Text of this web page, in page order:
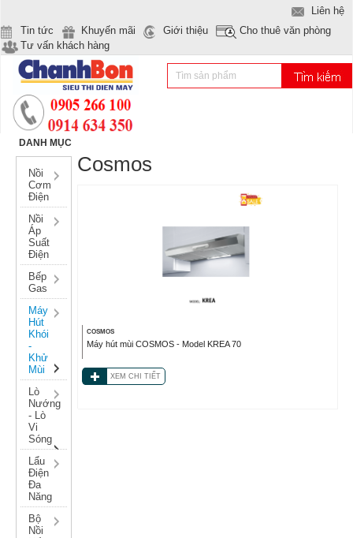
Liên hệ
Tin tức
Khuyến mãi Giới thiệu
Cho thuê văn phòng
Tư vấn khách hàng
DANH MỤC
Nồi
Cơm
Điện
Nồi
Áp
Suất
Điện
Bếp
Gas
Máy
Hút
Khói
-
Khử
Mùi
Lò
Nướng
- Lò
Vi
Sóng
Lẩu
Điện
Đa
Năng
Bộ
Nồi
Cosmos
COSMOS
Máy hút mùi COSMOS - Model KREA 70
XEM CHI TIẾT